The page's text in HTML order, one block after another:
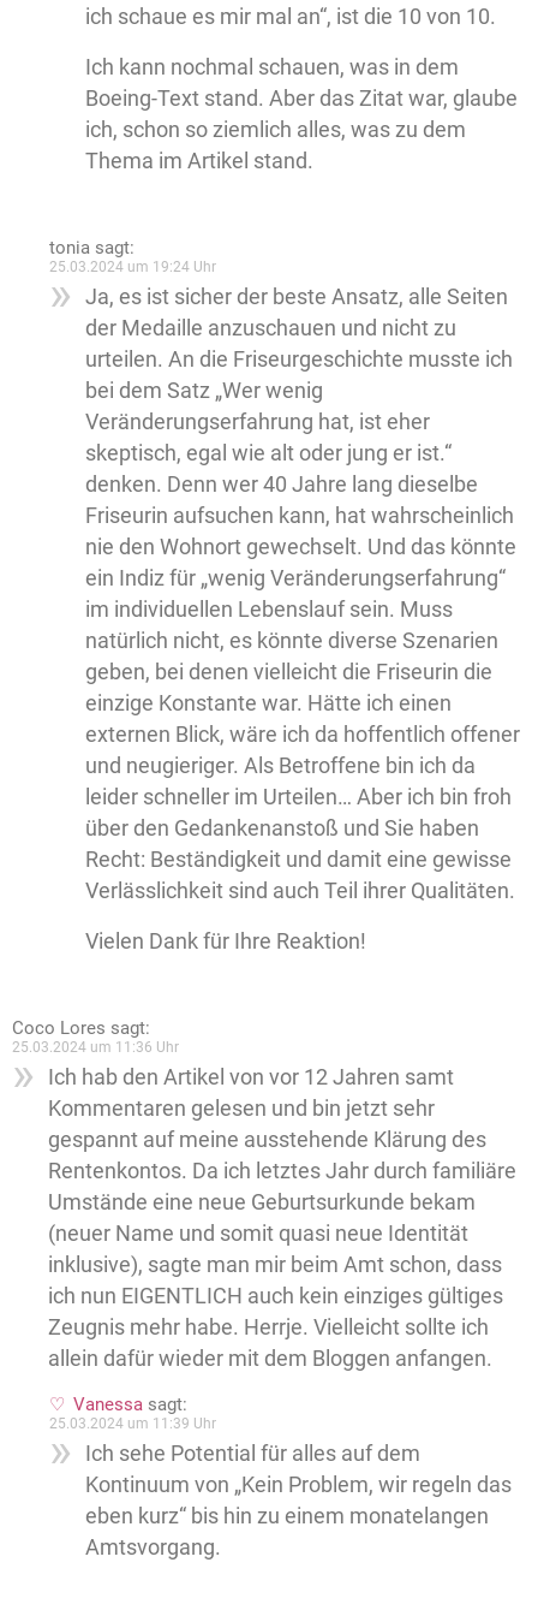
ich schaue es mir mal an“, ist die 10 von 10.
Ich kann nochmal schauen, was in dem
Boeing-Text stand. Aber das Zitat war, glaube
ich, schon so ziemlich alles, was zu dem
Thema im Artikel stand.
tonia sagt:
25.03.2024 um 19:24 Uhr
Ja, es ist sicher der beste Ansatz, alle Seiten
der Medaille anzuschauen und nicht zu
urteilen. An die Friseurgeschichte musste ich
bei dem Satz „Wer wenig
Veränderungserfahrung hat, ist eher
skeptisch, egal wie alt oder jung er ist.“
denken. Denn wer 40 Jahre lang dieselbe
Friseurin aufsuchen kann, hat wahrscheinlich
nie den Wohnort gewechselt. Und das könnte
ein Indiz für „wenig Veränderungserfahrung“
im individuellen Lebenslauf sein. Muss
natürlich nicht, es könnte diverse Szenarien
geben, bei denen vielleicht die Friseurin die
einzige Konstante war. Hätte ich einen
externen Blick, wäre ich da hoffentlich offener
und neugieriger. Als Betroffene bin ich da
leider schneller im Urteilen… Aber ich bin froh
über den Gedankenanstoß und Sie haben
Recht: Beständigkeit und damit eine gewisse
Verlässlichkeit sind auch Teil ihrer Qualitäten.
Vielen Dank für Ihre Reaktion!
Coco Lores sagt:
25.03.2024 um 11:36 Uhr
Ich hab den Artikel von vor 12 Jahren samt
Kommentaren gelesen und bin jetzt sehr
gespannt auf meine ausstehende Klärung des
Rentenkontos. Da ich letztes Jahr durch familiäre
Umstände eine neue Geburtsurkunde bekam
(neuer Name und somit quasi neue Identität
inklusive), sagte man mir beim Amt schon, dass
ich nun EIGENTLICH auch kein einziges gültiges
Zeugnis mehr habe. Herrje. Vielleicht sollte ich
allein dafür wieder mit dem Bloggen anfangen.
Vanessa sagt:
25.03.2024 um 11:39 Uhr
Ich sehe Potential für alles auf dem
Kontinuum von „Kein Problem, wir regeln das
eben kurz“ bis hin zu einem monatelangen
Amtsvorgang.